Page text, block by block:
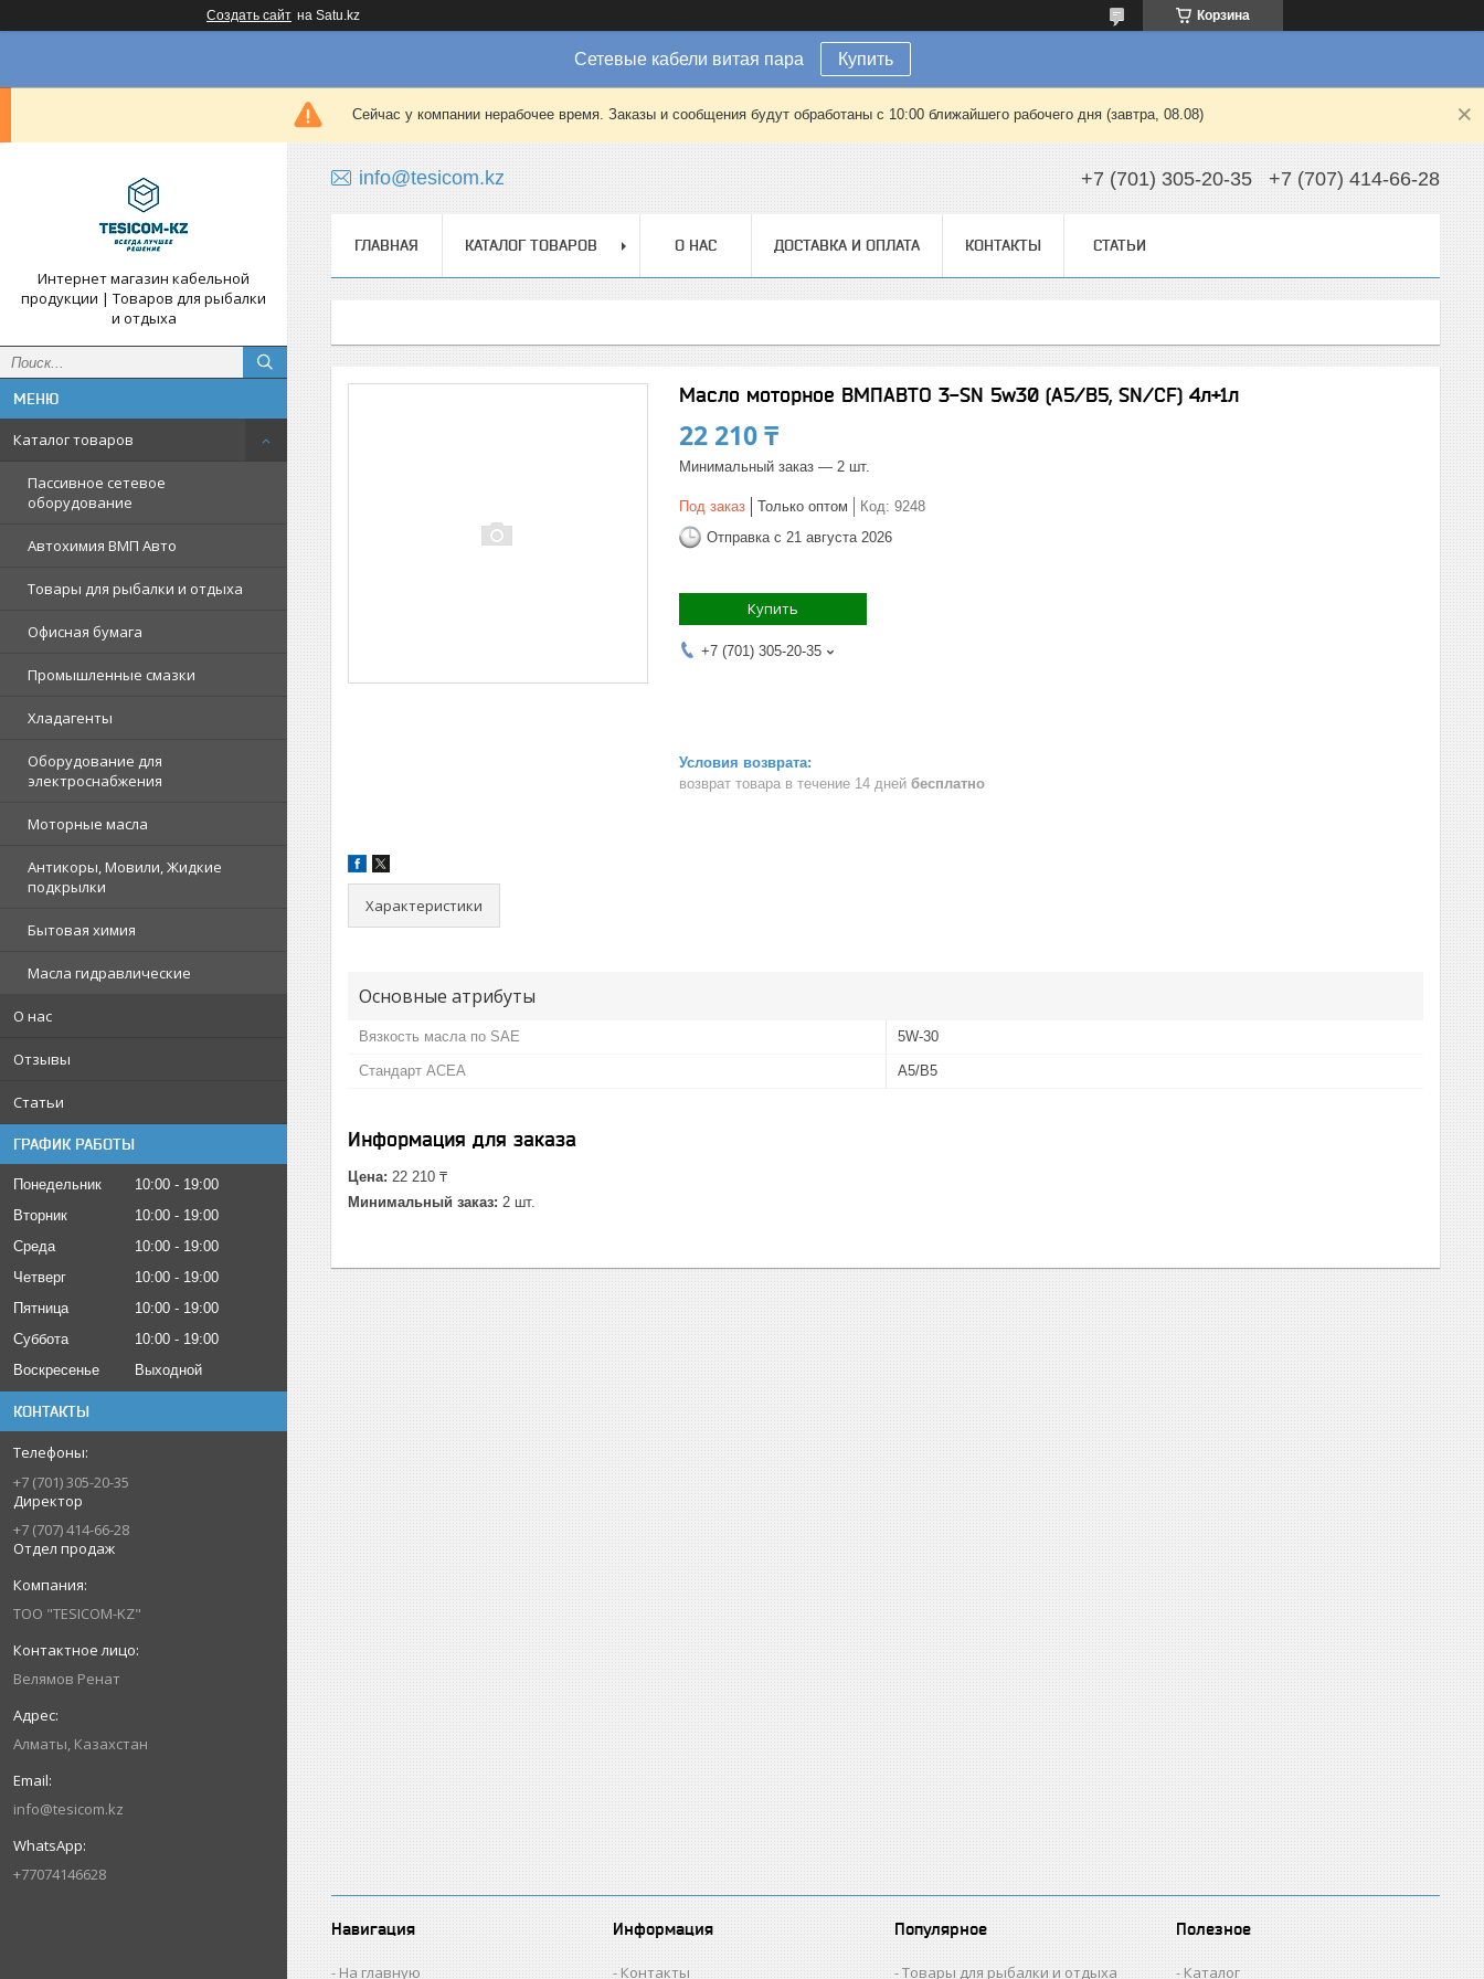
Создать сайт на Satu.kz Корзина
Сетевые кабели витая пара Купить
Сейчас у компании нерабочее время. Заказы и сообщения будут обработаны с 10:00 ближайшего рабочего дня (завтра, 08.08)
Интернет магазин кабельной
продукции | Товаров для рыбалки
и отдыха
Каталог товаров
Пассивное сетевое
оборудование
Автохимия ВМП Авто
Товары для рыбалки и отдыха
Офисная бумага
Промышленные смазки
Хладагенты
Оборудование для
электроснабжения
Моторные масла
Антикоры, Мовили, Жидкие
подкрылки
Бытовая химия
Масла гидравлические
О нас
Отзывы
Статьи
ГРАФИК РАБОТЫ
Понедельник 10:00
19:00
Вторник
10:00
19:00
Среда
10:00
19:00
Четверг
10:00
19:00
Пятница
10:00
19:00
Суббота
10:00
19:00
Воскресенье
Выходной
КОНТАКТЫ
+7 (701) 305-20-35
Директор
+7 (707) 414-66-28
Отдел продаж
ТОО "TESICOM-KZ"
Велямов Ренат
Алматы, Казахстан
info@tesicom.kz
+77074146628
info@tesicom.kz +7 (701) 305-20-35 +7 (707) 414-66-28
ГЛАВНАЯ КАТАЛОГ ТОВАРОВ О НАС ДОСТАВКА И ОПЛАТА КОНТАКТЫ СТАТЬИ
Масло моторное ВМПАВТО 3-SN 5w30 (A5/B5, SN/CF) 4л+1л
22 210 ₸
Минимальный заказ — 2 шт.
Под заказ Только оптом Код: 9248
Отправка с 21 августа 2026
Купить
+7 (701) 305-20-35
возврат товара в течение 14 дней бесплатно
Характеристики
Основные атрибуты
Вязкость масла по SAE 5W-30
Стандарт ACEA A5/B5
Информация для заказа
Цена: 22 210 ₸
Минимальный заказ: 2 шт.
Навигация
На главную
Информация
Контакты
Популярное
Товары для рыбалки и отдыха
Полезное
Каталог